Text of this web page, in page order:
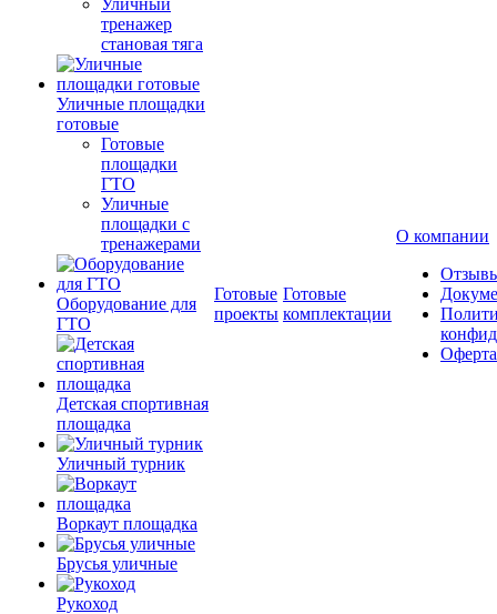
Уличный
тренажер
становая тяга
Уличные площадки
готовые
Готовые
площадки
ГТО
Уличные
площадки с
тренажерами
Оборудование для
ГТО
Детская спортивная
площадка
Уличный турник
Воркаут площадка
Брусья уличные
Рукоход
Готовые
проекты
Готовые
комплектации
О компании
Оферта